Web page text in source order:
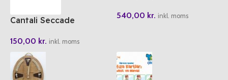
Cantali Seccade
150,00 kr. inkl. moms
540,00 kr. inkl. moms